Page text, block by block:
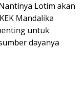
Lotim akan
Mandalika
untuk
dayanya